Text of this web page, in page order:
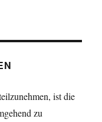
ist die
zu